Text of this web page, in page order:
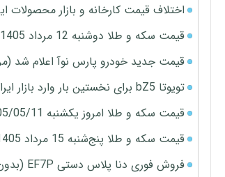
اختلاف قیمت کارخانه و بازار محصولات
قیمت سکه و طلا دوشنبه 12 مرداد 1405
قیمت جدید خودرو پارس نوآ اعلام شد (مرداد
تویوتا bZ5 برای نخستین بار وارد بازار ایران می‌شود
قیمت سکه و طلا امروز یکشنبه 1405/05/11
قیمت سکه و طلا پنج‌شنبه 15 مرداد 1405
فروش فوری دنا پلاس دستی EF7P (بدون قرعه کشی)